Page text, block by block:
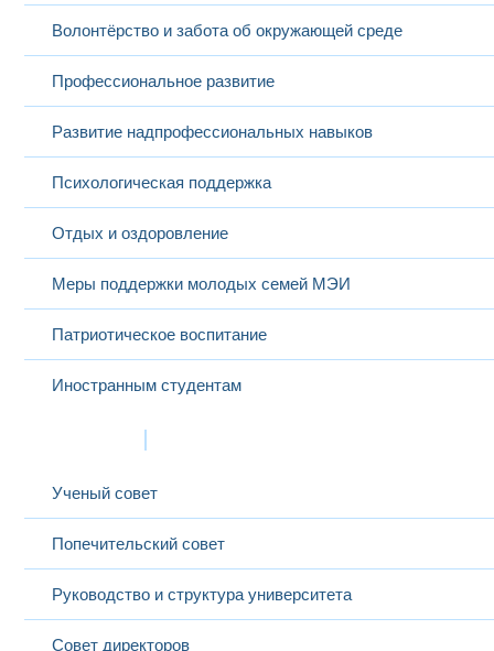
Волонтёрство и забота об окружающей среде
Профессиональное развитие
Развитие надпрофессиональных навыков
Психологическая поддержка
Отдых и оздоровление
Меры поддержки молодых семей МЭИ
Патриотическое воспитание
Иностранным студентам
Ученый совет
Попечительский совет
Руководство и структура университета
Совет директоров